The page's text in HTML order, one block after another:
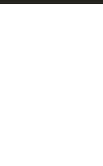
fornito loro o
loro servizi.